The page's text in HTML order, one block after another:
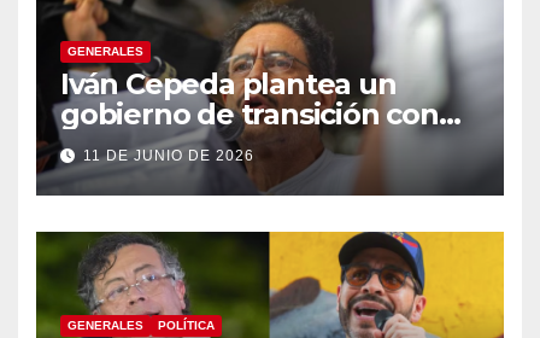
GENERALES
Iván Cepeda plantea un
gobierno de transición con
énfasis en el empalme
institucional y una eventual
constituyente
11 DE JUNIO DE 2026
GENERALES POLÍTICA